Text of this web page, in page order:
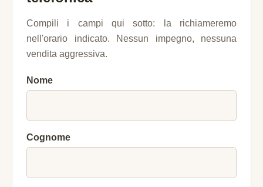
Compili i campi qui sotto: la richiameremo
nell'orario indicato. Nessun impegno, nessuna
vendita aggressiva.
Nome
Cognome